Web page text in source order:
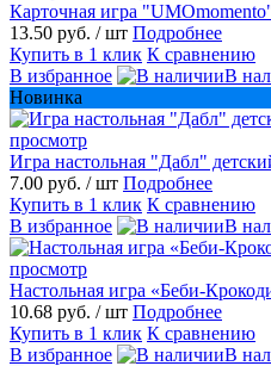
Карточная игра
13.50 руб. / шт Подробнее
Купить в 1 клик К сравнению
В избранное
В
Новинка
просмотр
Игра настольная "Дабл"
7.00 руб. / шт Подробнее
Купить в 1 клик К сравнению
В избранное
В
просмотр
Настольная игра «Беби-
10.68 руб. / шт Подробнее
Купить в 1 клик К сравнению
В избранное
В